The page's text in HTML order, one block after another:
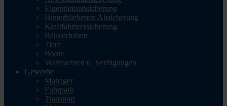
Eigentumsabsicherung
Hinterbliebenen Absicherung
Kraftfahrtversicherung
Bauvorhaben
Tiere
Boote
Vollmachten u. Verfügungen
Gewerbe
Manager
Fuhrpark
Transport